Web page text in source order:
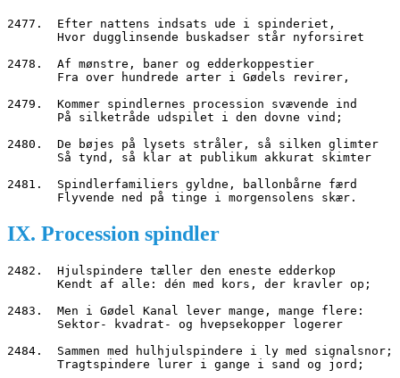
2477.  Efter nattens indsats ude i spinderiet,
       Hvor dugglinsende buskadser står nyforsiret
2478.  Af mønstre, baner og edderkoppestier
       Fra over hundrede arter i Gødels revirer,
2479.  Kommer spindlernes procession svævende ind
       På silketråde udspilet i den dovne vind;
2480.  De bøjes på lysets stråler, så silken glimter
       Så tynd, så klar at publikum akkurat skimter
2481.  Spindlerfamiliers gyldne, ballonbårne færd
       Flyvende ned på tinge i morgensolens skær.
IX. Procession spindler
2482.  Hjulspindere tæller den eneste edderkop
       Kendt af alle: dén med kors, der kravler op;
2483.  Men i Gødel Kanal lever mange, mange flere:
       Sektor- kvadrat- og hvepsekopper logerer
2484.  Sammen med hulhjulspindere i ly med signalsnor;
       Tragtspindere lurer i gange i sand og jord;